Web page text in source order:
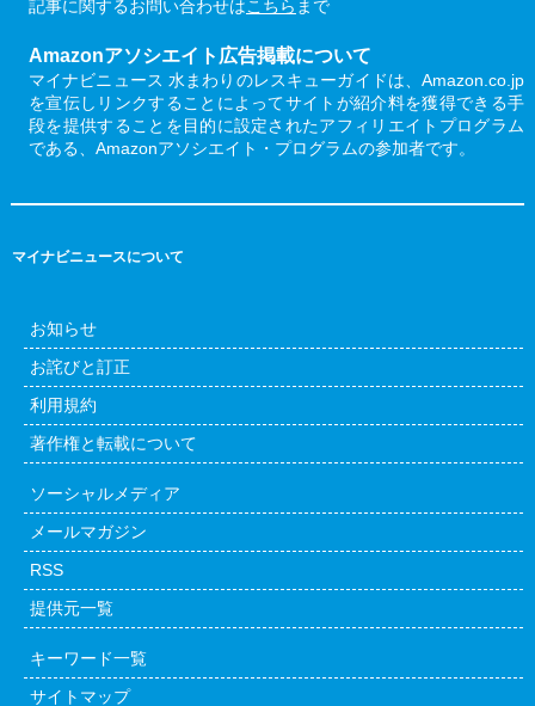
記事に関するお問い合わせはこちら まで
Amazonアソシエイト広告掲載について
マイナビニュース 水まわりのレスキューガイドは、Amazon.co.jp
を宣伝しリンクすることによってサイトが紹介料を獲得できる手
段を提供することを目的に設定されたアフィリエイトプログラム
である、Amazonアソシエイト・プログラムの参加者です。
マイナビニュースについて
お知らせ
お詫びと訂正
利用規約
著作権と転載について
ソーシャルメディア
メールマガジン
RSS
提供元一覧
キーワード一覧
サイトマップ